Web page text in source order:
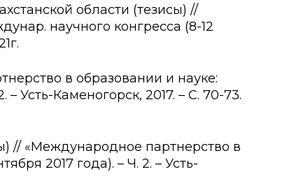
области (тезисы) //
научного конгресса (8-12
в образовании и науке:
Усть-Каменогорск, 2017. – С. 70-73.
// «Международное партнерство в
2017 года). – Ч. 2. – Усть-